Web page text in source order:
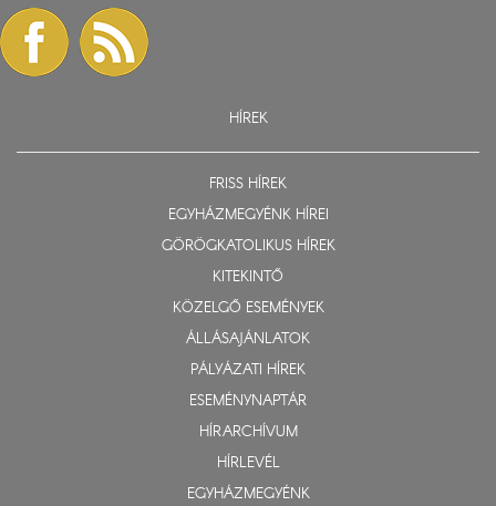
HÍREK
FRISS HÍREK
EGYHÁZMEGYÉNK HÍREI
GÖRÖGKATOLIKUS HÍREK
KITEKINTŐ
KÖZELGŐ ESEMÉNYEK
ÁLLÁSAJÁNLATOK
PÁLYÁZATI HÍREK
ESEMÉNYNAPTÁR
HÍRARCHÍVUM
HÍRLEVÉL
EGYHÁZMEGYÉNK